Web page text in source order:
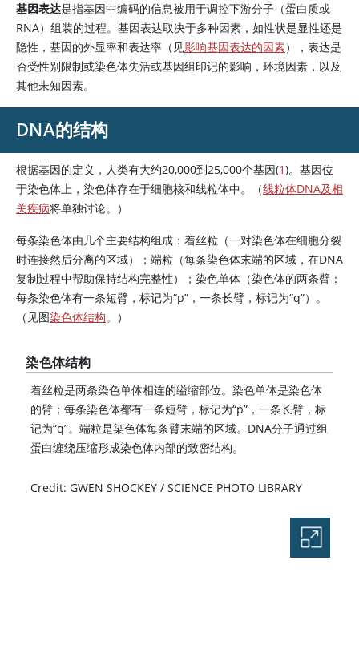
基因表达是指基因中编码的信息被用于调控下游分子（蛋白质或
RNA）组装的过程。基因表达取决于多种因素，如性状是显性还是
隐性，基因的外显率和表达率（见影响基因表达的因素），表达是
否受性别限制或染色体失活或基因组印记的影响，环境因素，以及
其他未知因素。
DNA的结构
根据基因的定义，人类有大约20,000到25,000个基因(1)。基因位
于染色体上，染色体存在于细胞核和线粒体中。（线粒体DNA及相
关疾病将单独讨论。）
每条染色体由几个主要结构组成：着丝粒（一对染色体在细胞分裂
时连接然后分离的区域）；端粒（每条染色体末端的区域，在DNA
复制过程中帮助保持结构完整性）；染色单体（染色体的两条臂：
每条染色体有一条短臂，标记为“p”，一条长臂，标记为“q”）。
（见图染色体结构。）
染色体结构
着丝粒是两条染色单体相连的缢缩部位。染色单体是染色体
的臂；每条染色体都有一条短臂，标记为“p”，一条长臂，标
记为“q”。端粒是染色体每条臂末端的区域。DNA分子通过组
蛋白缠绕压缩形成染色体内部的致密结构。
Credit: GWEN SHOCKEY / SCIENCE PHOTO LIBRARY